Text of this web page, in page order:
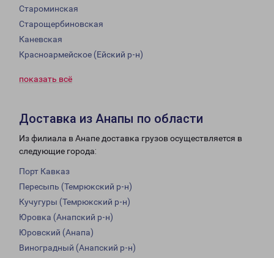
Староминская
Старощербиновская
Каневская
Красноармейское (Ейский р-н)
показать всё
Доставка из Анапы по области
Из филиала в Анапе доставка грузов осуществляется в
следующие города:
Порт Кавказ
Пересыпь (Темрюкский р-н)
Кучугуры (Темрюкский р-н)
Юровка (Анапский р-н)
Юровский (Анапа)
Виноградный (Анапский р-н)